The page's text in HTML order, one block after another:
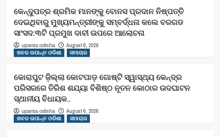
କେନ୍ଦୁପତ୍ର ଶ୍ରମିକ ମାନଙ୍କୁ ବୋନସ ପ୍ରଦାନ ନିଷ୍ପତ୍ତି
ଦେଇଥିବାରୁ ମୁଖ୍ୟମନ୍ତ୍ରୀଙ୍କୁ ସମ୍ବର୍ଦ୍ଧନା କଲେ ବରଗଡ
ସାଂସଦ:୩ଟି ପ୍ରମୁଖ ଦାବୀ ଉପରେ ଆଲୋଚନା
upanta odisha
August 6, 2026
ଖବର ଉପାନ୍ତ ଓଡିଶା
ସମାଚାର
କୋରାପୁଟ ଜ଼ିଲ୍ଲା କୋଟପାଡ଼ ଗୋଷ୍ଟି ସ୍ୱାସ୍ଥ୍ୟ କେନ୍ଦ୍ର
ପରିସରରେ ତିରିଶ ଶଯ୍ୟା ବିଶିଷ୍ଠ ନୂତନ କୋଠାର ଉଦଘାଟନ
ସ୍ଥାନୀୟ ବିଧାୟକ..
upanta odisha
August 6, 2026
ଖବର ଉପାନ୍ତ ଓଡିଶା
ସମାଚାର